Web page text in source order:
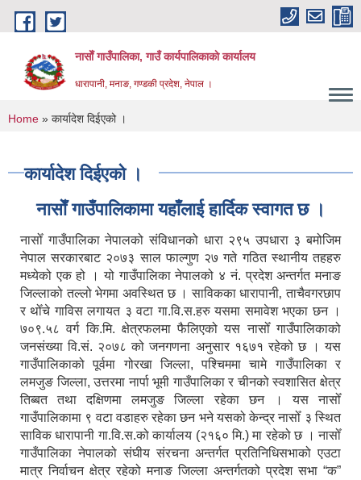
Skip to main content
नासाेँ गाउँपालिका, गाउँ कार्यपालिकाकाे कार्यालय
धारापानी, मनाङ, गण्डकी प्रदेश, नेपाल ।
You are here
Home » कार्यादेश दिईएको ।
कार्यादेश दिईएको ।
नासाेँ गाउँपालिकामा यहाँलाई हार्दिक स्वागत छ ।
नासोँ गाउँपालिका नेपालको संविधानको धारा २९५ उपधारा ३ बमोजिम
नेपाल सरकारबाट २०७३ साल फाल्गुण २७ गते गठित स्थानीय तहहरु
मध्येको एक हो । यो गाउँपालिका नेपालको ४ नं. प्रदेश अन्तर्गत मनाङ
जिल्लाको तल्लो भेगमा अवस्थित छ । साविकका धारापानी‚ ताचैवगरछाप
र थोँचे गाविस लगायत ३ वटा गा.वि.स.हरु यसमा समावेश भएका छन ।
७०९.५८ वर्ग कि.मि. क्षेत्रफलमा फैलिएको यस नासोँ गाउँपालिकाको
जनसंख्या वि.सं. २०७८ को जनगणना अनुसार १६७१ रहेको छ । यस
गाउँपालिकाको पूर्वमा गोरखा जिल्ला, पश्चिममा चामे गाउँपालिका र
लमजुङ जिल्ला, उत्तरमा नार्पा भूमी गाउँपालिका र चीनको स्वशासित क्षेत्र
तिब्बत तथा दक्षिणमा लमजुङ जिल्ला रहेका छन । यस नासोँ
गाउँपालिकामा ९ वटा वडाहरु रहेका छन भने यसको केन्द्र नासोँ ३ स्थित
साविक धारापानी गा.वि.स.को कार्यालय (२१६० मि.) मा रहेको छ । नासोँ
गाउँपालिका नेपालको संघीय संरचना अन्तर्गत प्रतिनिधिसभाको एउटा
मात्र निर्वाचन क्षेत्र रहेको मनाङ जिल्ला अन्तर्गतको प्रदेश सभा “क”